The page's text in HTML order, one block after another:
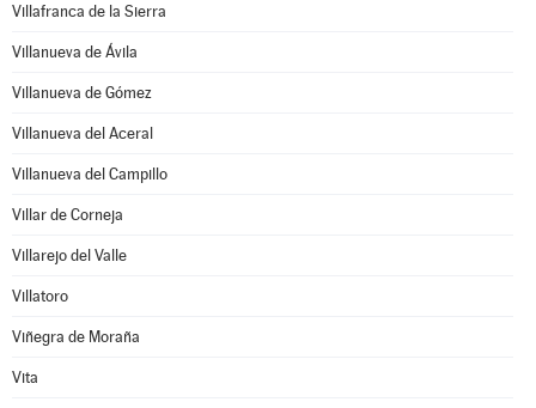
Villafranca de la Sierra
Villanueva de Ávila
Villanueva de Gómez
Villanueva del Aceral
Villanueva del Campillo
Villar de Corneja
Villarejo del Valle
Villatoro
Viñegra de Moraña
Vita